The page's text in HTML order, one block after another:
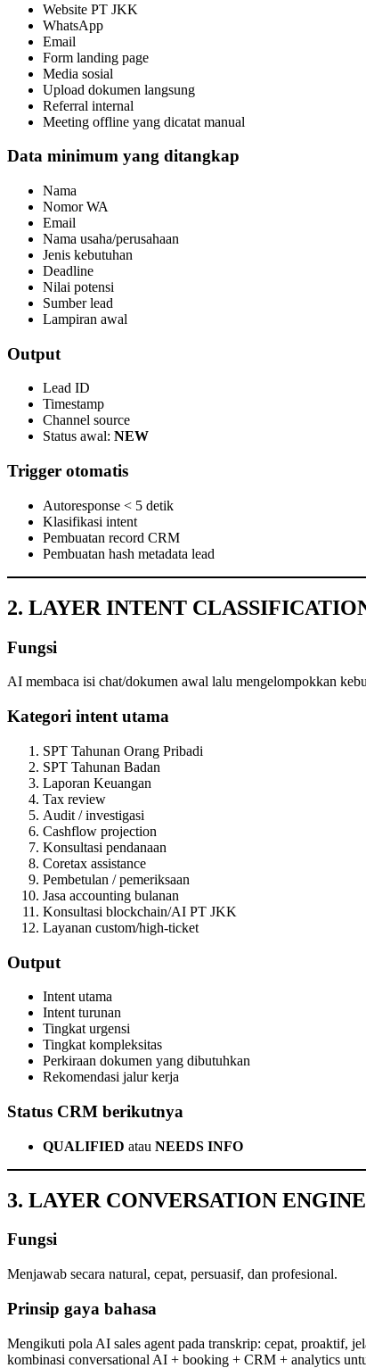
Website PT JKK
WhatsApp
Email
Form landing page
Media sosial
Upload dokumen langsung
Referral internal
Meeting offline yang dicatat manual
Data minimum yang ditangkap
Nama
Nomor WA
Email
Nama usaha/perusahaan
Jenis kebutuhan
Deadline
Nilai potensi
Sumber lead
Lampiran awal
Output
Lead ID
Timestamp
Channel source
Status awal: NEW
Trigger otomatis
Autoresponse < 5 detik
Klasifikasi intent
Pembuatan record CRM
Pembuatan hash metadata lead
2. LAYER INTENT
Fungsi
AI membaca isi chat/dokumen awal lalu mengelompokkan
Kategori intent utama
SPT Tahunan Orang Pribadi
SPT Tahunan Badan
Laporan Keuangan
Tax review
Audit / investigasi
Cashflow projection
Konsultasi pendanaan
Coretax assistance
Pembetulan / pemeriksaan
Jasa accounting bulanan
Konsultasi blockchain/AI PT JKK
Layanan custom/high-ticket
Output
Intent utama
Intent turunan
Tingkat urgensi
Tingkat kompleksitas
Perkiraan dokumen yang dibutuhkan
Rekomendasi jalur kerja
Status CRM berikutnya
QUALIFIED atau NEEDS INFO
3. LAYER CONVERSATION ENGINE
Fungsi
Menjawab secara natural, cepat, persuasif, dan profesional.
Prinsip gaya bahasa
Mengikuti pola AI sales agent pada transkrip: cepat, proaktif,
kombinasi conversational AI + booking + CRM + analytics